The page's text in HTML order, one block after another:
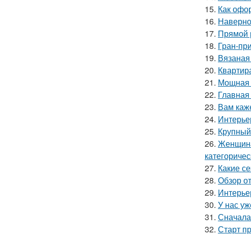
15. Как
16.
17. Прямой
18. Гран-
19.
20.
21. Мощная
22.
23. Вам
24.
25.
26.
27. Какие
28. Обзор
29.
30. У нас
31.
32. Старт